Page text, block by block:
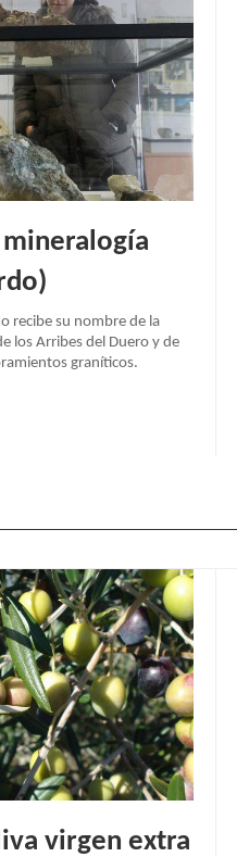
recibe su nombre de la
los Arribes del Duero y de
graníticos.
virgen extra